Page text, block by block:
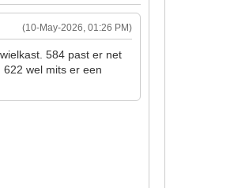
(10-May-2026, 01:26 PM)
584 past er net
wel mits er een